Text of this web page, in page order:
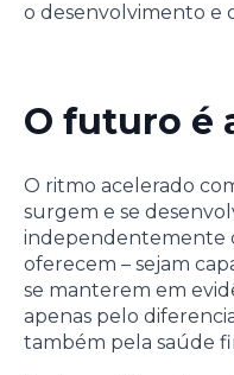
o desenvolvimento e
O futuro é
O ritmo acelerado
surgem e se
independentemente
oferecem – sejam
se manterem em
apenas pelo
também pela saúde